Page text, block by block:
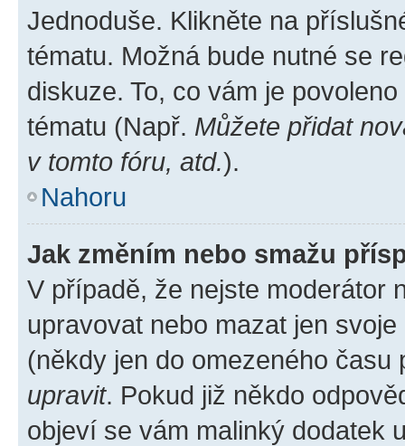
Jednoduše. Klikněte na
tématu. Možná bude nutné se
diskuze. To, co vám je
tématu (Např. Můžete přidat
v tomto fóru, atd.).
Nahoru
Jak změním nebo smažu
V případě, že nejste moderátor
upravovat nebo mazat jen
(někdy jen do omezeného
upravit. Pokud již někdo
objeví se vám malinký dodatek